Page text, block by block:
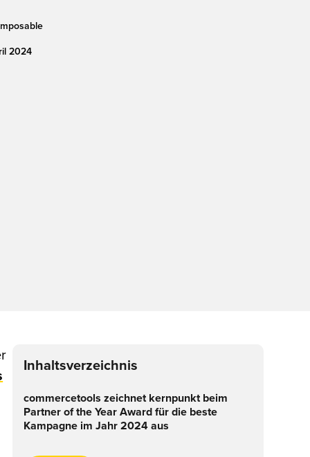
2024
Inhaltsverzeichnis
commercetools zeichnet kernpunkt beim
Partner of the Year Award für die beste
Kampagne im Jahr 2024 aus